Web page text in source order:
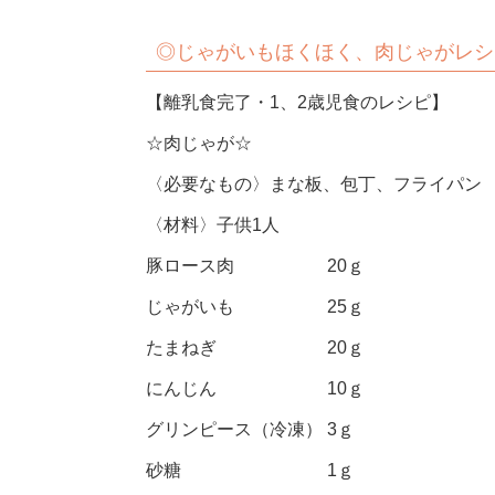
◎ じゃがいもほくほく、肉じゃがレ
【離乳食完了・1、2歳児食のレシピ】
☆肉じゃが☆
〈必要なもの〉まな板、包丁、フライパン
〈材料〉子供1人
豚ロース肉 20ｇ
じゃがいも 25ｇ
たまねぎ 20ｇ
にんじん 10ｇ
グリンピース（冷凍） 3ｇ
砂糖 1ｇ